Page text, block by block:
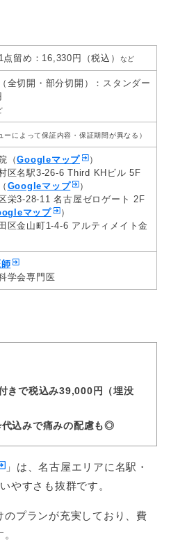
留め：16,330円（税込） など
全切開・部分切開）：スタンダー
ーによって保証内容・保証期間が異なる）
（Googleマップ
）
区名駅3-26-6 Third KHビル 5F
Googleマップ
）
栄3-28-11 名古屋ゼロゲート 2F
マップ
）
区金山町1-4-6 アルティメイト金
学会専門医
料金 保証*
込）
29,800円（税
込）
44,800円（税
3年
140,800～
きで税込み39,000円
（埋没
込みで痛みの配慮も◎
」は、名古屋エリアに名駅・
やすさも抜群です。
のプランが充実しており、費